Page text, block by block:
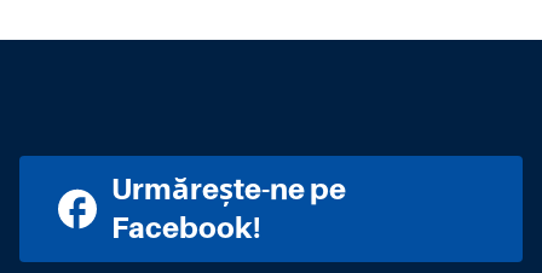
Urmărește-ne pe
Facebook!